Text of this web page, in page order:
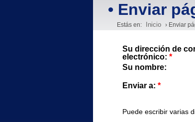
• Enviar
Estás en: Inicio › Enviar
Su dirección de
electrónico: *
Su nombre:
Enviar a: *
Puede escribir varias